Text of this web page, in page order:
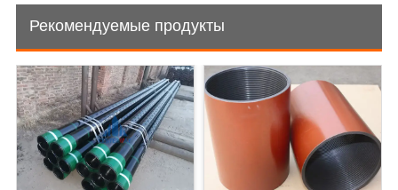
Рекомендуемые продукты